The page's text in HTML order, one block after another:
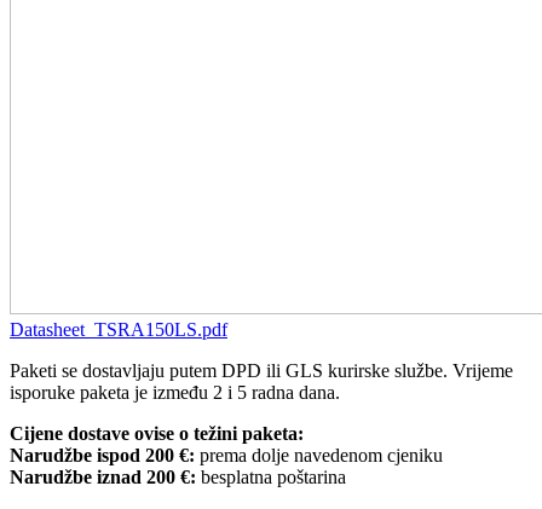
Datasheet_TSRA150LS.pdf
Paketi se dostavljaju putem DPD ili GLS kurirske službe. Vrijeme
isporuke paketa je između 2 i 5 radna dana.
Cijene dostave ovise o težini paketa:
Narudžbe ispod 200 €: prema dolje navedenom cjeniku
Narudžbe iznad 200 €: besplatna poštarina